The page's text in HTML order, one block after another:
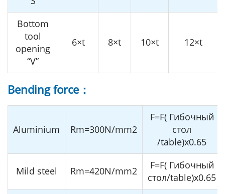
Bottom
tool
opening
“V”
6×t 8×t 10×t 12×t
Bending force：
Aluminium Rm=300N/mm2
F=F( Гибочный
стол
/table)x0.65
Mild steel Rm=420N/mm2
F=F( Гибочный
стол/table)x0.65